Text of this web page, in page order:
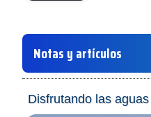
Notas y artículos
Disfrutando las